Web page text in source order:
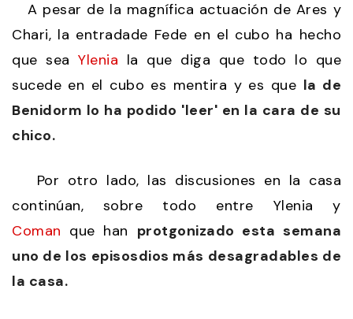
A pesar de la magnífica actuación de Ares y
Chari, la entradade Fede en el cubo ha hecho
que sea Ylenia la que diga que todo lo que
sucede en el cubo es mentira y es que la de
Benidorm lo ha podido 'leer' en la cara de su
chico.
Por otro lado, las discusiones en la casa
continúan, sobre todo entre Ylenia y
Coman que han protgonizado esta semana
uno de los episosdios más desagradables de
la casa.